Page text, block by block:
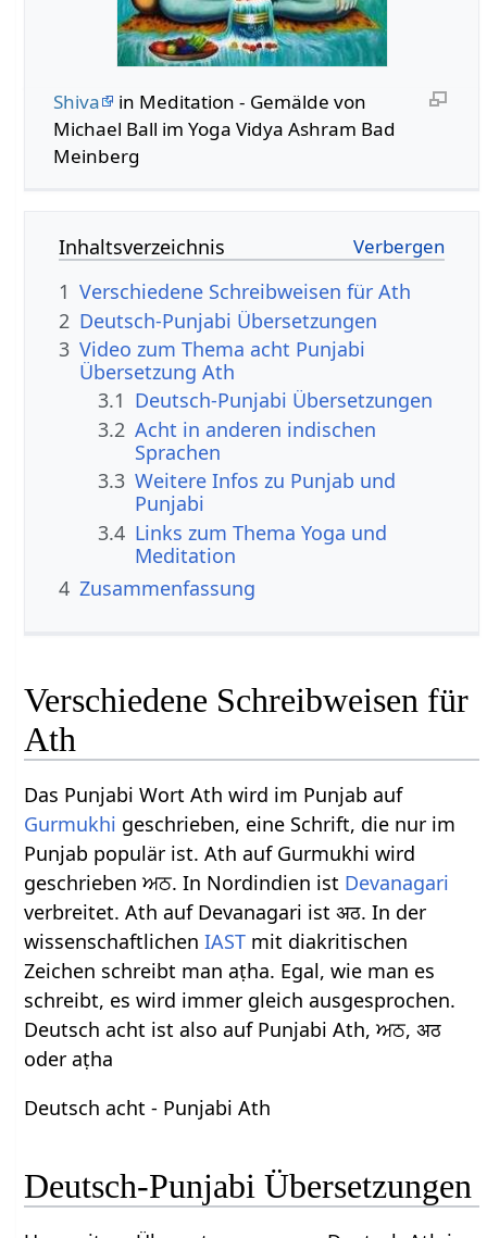
Shiva
in Meditation - Gemälde von
Michael Ball im Yoga Vidya Ashram Bad
Meinberg
Inhaltsverzeichnis
1 Verschiedene Schreibweisen für Ath
2 Deutsch-Punjabi Übersetzungen
3 Video zum Thema acht Punjabi
Übersetzung Ath
3.1 Deutsch-Punjabi Übersetzungen
3.2 Acht in anderen indischen
Sprachen
3.3 Weitere Infos zu Punjab und
Punjabi
3.4 Links zum Thema Yoga und
Meditation
4 Zusammenfassung
Verschiedene Schreibweisen für
Ath
Das Punjabi Wort Ath wird im Punjab auf
Gurmukhi geschrieben, eine Schrift, die nur im
Punjab populär ist. Ath auf Gurmukhi wird
geschrieben ਅਠ. In Nordindien ist Devanagari
verbreitet. Ath auf Devanagari ist अठ. In der
wissenschaftlichenIAST mit diakritischen
Zeichen schreibt man aṭha. Egal, wie man es
schreibt, es wird immer gleich ausgesprochen.
Deutsch acht ist also auf Punjabi Ath, ਅਠ, अठ
oder aṭha
Deutsch acht - Punjabi Ath
Deutsch-Punjabi Übersetzungen